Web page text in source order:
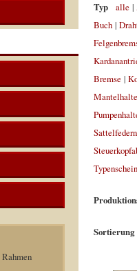
Typ alle|
Buch|
Bremse|
Sattelfedern
Typenschein
Sortierung